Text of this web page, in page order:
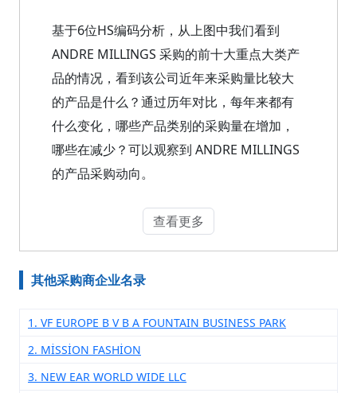
基于6位HS编码分析，从上图中我们看到
ANDRE MILLINGS 采购的前十大重点大类产
品的情况，看到该公司近年来采购量比较大
的产品是什么？通过历年对比，每年来都有
什么变化，哪些产品类别的采购量在增加，
哪些在减少？可以观察到 ANDRE MILLINGS
的产品采购动向。
查看更多
其他采购商企业名录
1. VF EUROPE B V B A FOUNTAIN BUSINESS PARK
2. MİSSİON FASHİON
3. NEW EAR WORLD WIDE LLC